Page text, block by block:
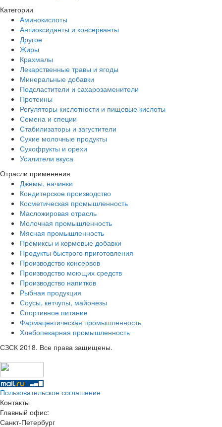
Категории
Аминокислоты
Антиоксиданты и консерванты
Другое
Жиры
Крахмалы
Лекарственные травы и ягоды
Минеральные добавки
Подсластители и сахарозаменители
Протеины
Регуляторы кислотности и пищевые кислоты
Семена и специи
Стабилизаторы и загустители
Сухие молочные продукты
Сухофрукты и орехи
Усилители вкуса
Отрасли применения
Джемы, начинки
Кондитерское производство
Косметическая промышленность
Масложировая отрасль
Молочная промышленность
Мясная промышленность
Премиксы и кормовые добавки
Продукты быстрого приготовления
Производство консервов
Производство моющих средств
Производство напитков
Рыбная продукция
Соусы, кетчупы, майонезы
Спортивное питание
Фармацевтическая промышленность
Хлебопекарная промышленность
СЗСК 2018. Все права защищены.
Пользовательское соглашение
Контакты
Главный офис:
Санкт-Петербург